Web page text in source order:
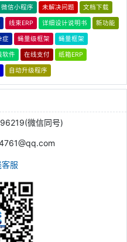
微信小程序 未解决问题 文档下载
线束ERP 详细设计说明书 新功能
症 蝇量级框架 蝇量框架
软件 在线支付 纸箱ERP
自动升级程序
微信同号)
服